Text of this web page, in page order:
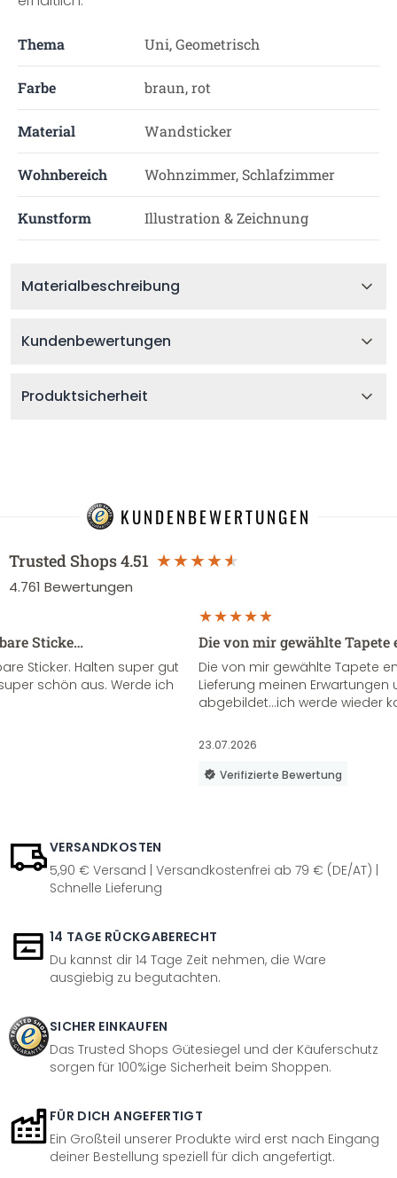
Thema Uni, Geometrisch
Farbe braun, rot
Material Wandsticker
Wohnbereich Wohnzimmer, Schlafzimmer
Kunstform Illustration & Zeichnung
Materialbeschreibung
Kundenbewertungen
Produktsicherheit
KUNDENBEWERTUNGEN
Trusted Shops4.51
4.761 Bewertungen
Sticke…
Sticker. Halten super gut
schön aus. Werde ich
Die von mir gewählte
Die von mir gewählte Tapete
Lieferung meinen Erwartungen
abgebildet...ich werde wieder
23.07.2026
Verifizierte Bewertung
VERSANDKOSTEN
5,90 € Versand | Versandkostenfrei ab 79 € (DE/AT) |
Schnelle Lieferung
14 TAGE RÜCKGABERECHT
Du kannst dir 14 Tage Zeit nehmen, die Ware
ausgiebig zu begutachten.
SICHER EINKAUFEN
Das Trusted Shops Gütesiegel und der Käuferschutz
sorgen für 100%ige Sicherheit beim Shoppen.
FÜR DICH ANGEFERTIGT
Ein Großteil unserer Produkte wird erst nach Eingang
deiner Bestellung speziell für dich angefertigt.